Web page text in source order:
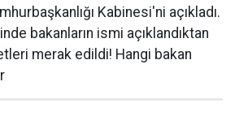
Kabinesi'ni açıkladı.
bakanların ismi açıklandıktan
merak edildi! Hangi bakan